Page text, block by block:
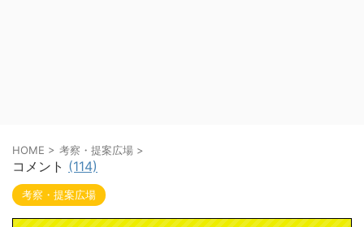
HOME > 考察・提案広場 >
コメント (114)
考察・提案広場